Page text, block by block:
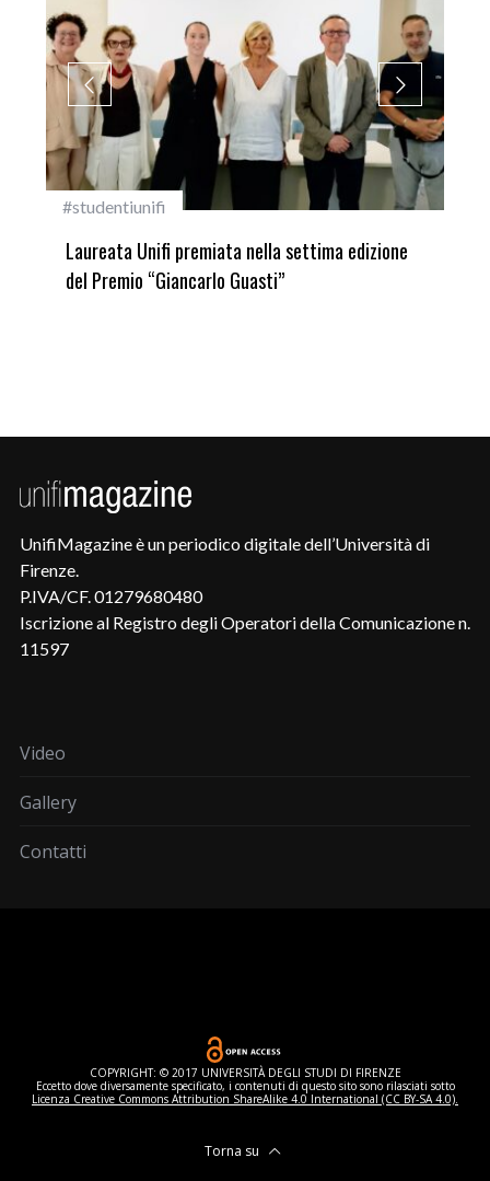
Incarichi e riconoscimenti
Quando la robotica ascolta la voce dei bambini
UnifiMagazine è un periodico digitale dell’Università di
Firenze.
P.IVA/CF. 01279680480
Iscrizione al Registro degli Operatori della Comunicazione n.
11597
Contatti
COPYRIGHT: © 2017 UNIVERSITÀ DEGLI STUDI DI FIRENZE
Eccetto dove diversamente specificato, i contenuti di questo sito sono rilasciati sotto
Licenza Creative Commons Attribution ShareAlike 4.0 International (CC BY-SA 4.0).